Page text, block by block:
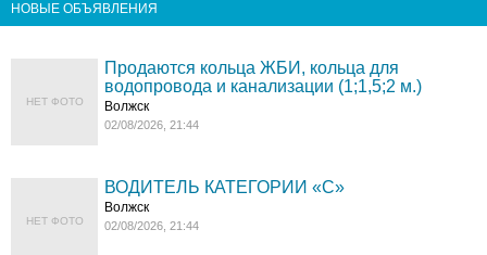
НОВЫЕ ОБЪЯВЛЕНИЯ
НЕТ ФОТО
Продаются кольца ЖБИ, кольца для
водопровода и канализации (1;1,5;2 м.)
Волжск
02/08/2026, 21:44
НЕТ ФОТО
ВОДИТЕЛЬ КАТЕГОРИИ «C»
Волжск
02/08/2026, 21:44